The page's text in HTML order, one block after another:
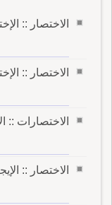
الاختصار ::
الاختصار ::
الاختصارات ::
الاختصار ::